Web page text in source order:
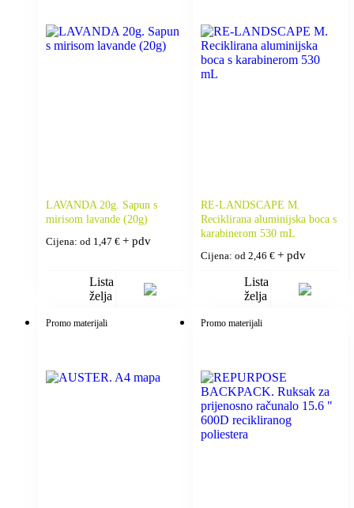
LAVANDA 20g. Sapun s
mirisom lavande (20g)
Cijena: od 1,47 € + pdv
Lista
želja
RE-LANDSCAPE M.
Reciklirana aluminijska boca s
karabinerom 530 mL
Cijena: od 2,46 € + pdv
Lista
želja
Promo materijali Promo materijali